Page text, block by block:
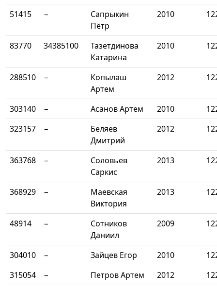
51415
−
Сапрыкин
Пётр
2010
83770 34385100
Тазетдинова
Катарина
2010
288510 −
Копылаш
Артем
2012
303140 − Асанов Артем 2010
323157
−
Беляев
Дмитрий
2012
363768 −
Соловьев
Саркис
2013
368929 −
Маевская
Виктория
2013
48914 −
Сотников
Даниил
2009
304010 − Зайцев Егор 2010
315054
− Петров Артем 2012